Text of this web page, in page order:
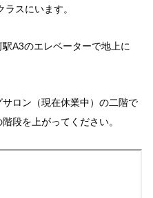
スにいます。
A3のエレベーターで地上に
ロン（現在休業中）の二階で
段を上がってください。